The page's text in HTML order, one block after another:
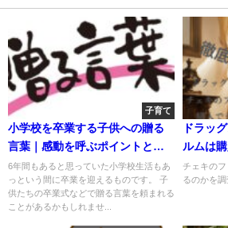
子育て
小学校を卒業する子供への贈る
言葉｜感動を呼ぶポイントと文
例
6年間もあると思っていた小学校生活もあ
っという間に卒業を迎えるものです。 子
供たちの卒業式などで贈る言葉を頼まれる
ことがあるかもしれませ...
ドラッ
ルムは
ました！
チェキの
るのかを調